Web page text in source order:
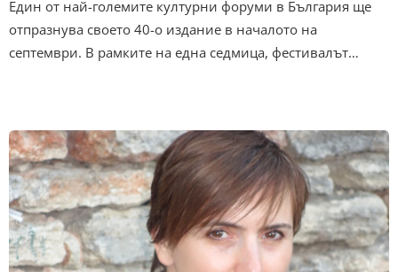
Един от най-големите културни форуми в България ще
отпразнува своето 40-о издание в началото на
септември. В рамките на една седмица, фестивалът…